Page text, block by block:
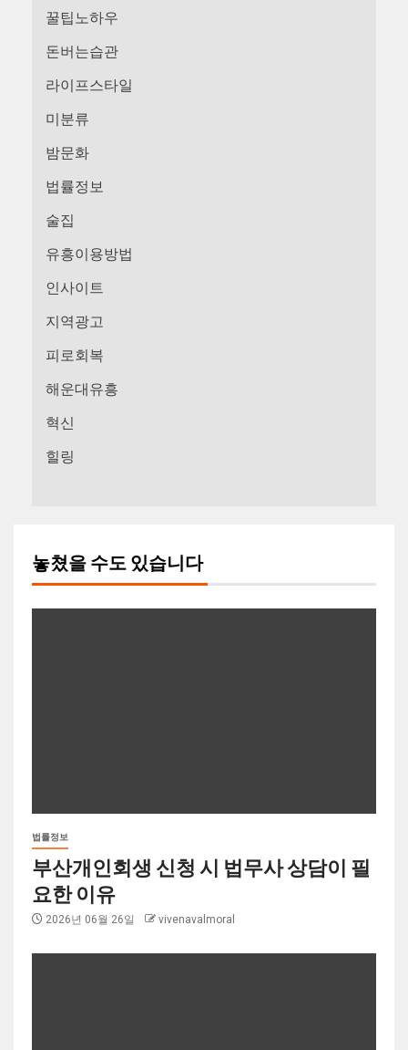
꿀팁노하우
돈버는습관
라이프스타일
미분류
밤문화
법률정보
술집
유흥이용방법
인사이트
지역광고
피로회복
해운대유흥
혁신
힐링
놓쳤을 수도 있습니다
법률정보
부산개인회생 신청 시 법무사 상담이 필
요한 이유
2026년 06월 26일 vivenavalmoral